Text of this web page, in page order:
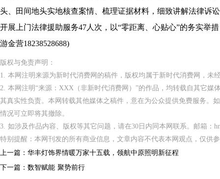
头、田间地头实地核查案情、梳理证据材料，细致讲解法律诉
开展上门法律援助服务47人次，以“零距离、心贴心”的务实举
游金营18238528688)
版权与免责声明：
1. 本网注明来源为新时代消费网的稿件，版权均属于新时代消费网，未
2. 本网注明“来源：XXX（非新时代消费网）”的作品，均转载自其它
其真实性负责。本网转载其他媒体之稿件，意在为公众提供免费服务。
情况可立即将其撤除。
3. 如涉及作品内容、版权等其它问题，请在30日内同本网联系。邮箱：
特别提醒：本网刊发的所有商业信息，文章内容不代表本网观点，仅供
上一篇： 华丰灯饰界情暖万家十五载，领航中原照明新征程
下一篇： 数智赋能 聚势前行